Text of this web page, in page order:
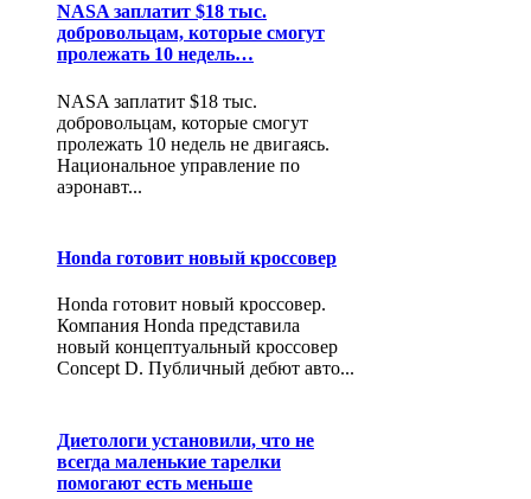
NASA заплатит $18 тыс.
добровольцам, которые смогут
пролежать 10 недель…
NASA заплатит $18 тыс.
добровольцам, которые смогут
пролежать 10 недель не двигаясь.
Национальное управление по
аэронавт...
Honda готовит новый кроссовер
Honda готовит новый кроссовер.
Компания Honda представила
новый концептуальный кроссовер
Concept D. Публичный дебют авто...
Диетологи установили, что не
всегда маленькие тарелки
помогают есть меньше